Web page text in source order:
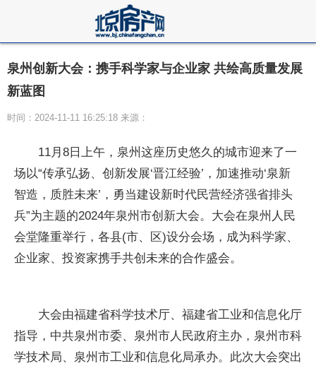
泉州创新大会：携手科学家与企业家 共绘高质量发展
新蓝图
时间：2024-11-11 16:25:18 来源：
11月8日上午，泉州这座历史悠久的城市迎来了一
场以“传承弘扬、创新发展‘晋江经验’，加速推动‘泉新
智造，质胜未来’，勇当建设新时代民营经济强省排头
兵”为主题的2024年泉州市创新大会。大会在泉州人民
会堂隆重举行，各县(市、区)设分会场，成为科学家、
企业家、投资家携手共创未来的合作盛会。
大会由福建省科学技术厅、福建省工业和信息化厅
指导，中共泉州市委、泉州市人民政府主办，泉州市科
学技术局、泉州市工业和信息化局承办。此次大会突出